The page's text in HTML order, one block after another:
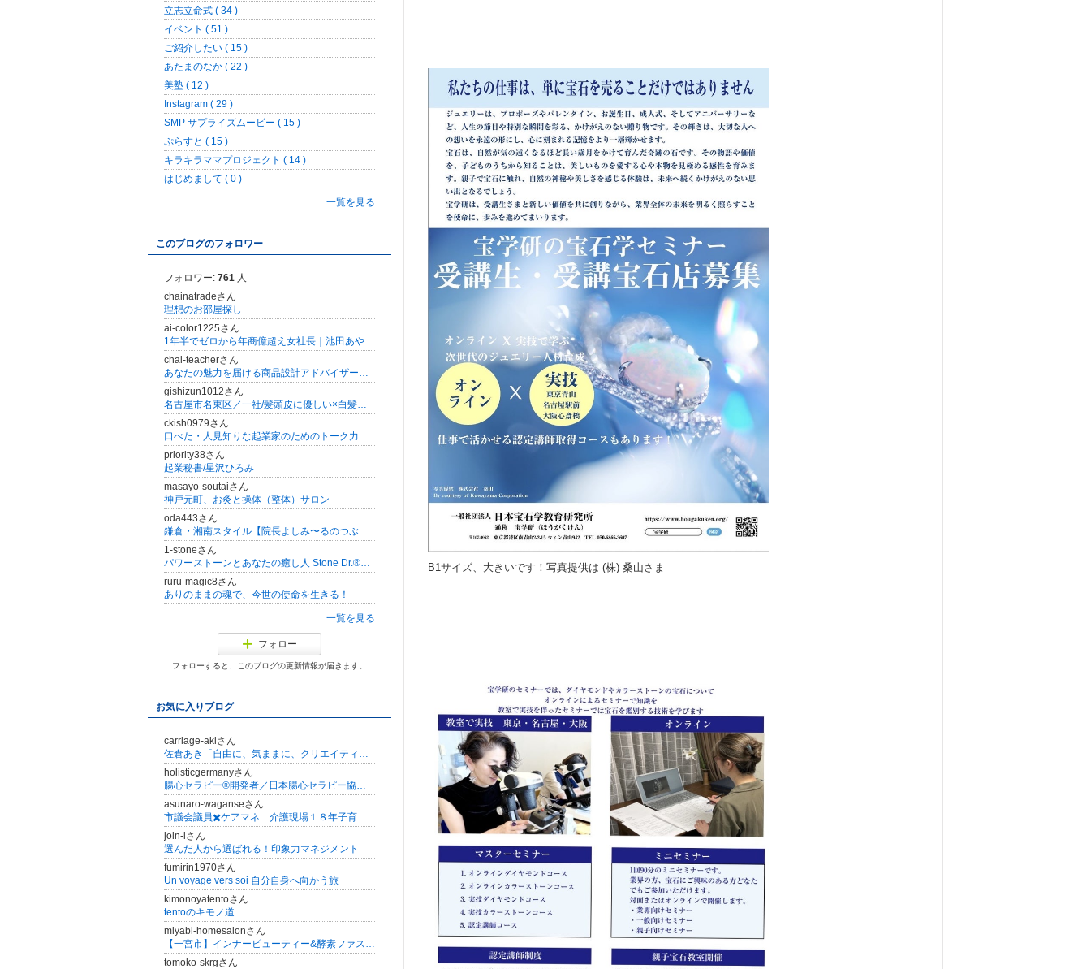
B1サイズ、大きいです！写真提供は (株) 桑山さま
立志立命式 ( 34 )
イベント ( 51 )
ご紹介したい ( 15 )
あたまのなか ( 22 )
美塾 ( 12 )
Instagram ( 29 )
SMP サプライズムービー ( 15 )
ぷらすと ( 15 )
キラキラママプロジェクト ( 14 )
はじめまして ( 0 )
一覧を見る
このブログのフォロワー
フォロワー: 761 人
chainatradeさん
理想のお部屋探し
ai-color1225さん
1年半でゼロから年商億超え女社長｜池田あや
chai-teacherさん
あなたの魅力を届ける商品設計アドバイザー｜唐澤かおり
gishizun1012さん
名古屋市名東区／一社/髪頭皮に優しい×白髪ぼかし/美容院/SOPHY
ckish0979さん
口べた・人見知りな起業家のためのトーク力に頼らず売れるノウハウ
priority38さん
起業秘書/星沢ひろみ
masayo-soutaiさん
神戸元町、お灸と操体（整体）サロン
oda443さん
鎌倉・湘南スタイル【院長よしみ〜るのつぶやき】
1-stoneさん
パワーストーンとあなたの癒し人 Stone Dr.®a-key
ruru-magic8さん
ありのままの魂で、今世の使命を生きる！
一覧を見る
フォロー
フォローすると、このブログの更新情報が届きます。
お気に入りブログ
carriage-akiさん
佐倉あき「自由に、気ままに、クリエイティブに」/言語化オタク・ライター/熊本
holisticgermanyさん
腸心セラピー®︎開発者／日本腸心セラピー協会代表 渡邊千春のブログ
asunaro-waganseさん
市議会議員✖️ケアマネ 介護現場１８年子育てケアマネの岡崎改革
join-iさん
選んだ人から選ばれる！印象力マネジメント
fumirin1970さん
Un voyage vers soi 自分自身へ向かう旅
kimonoyatentoさん
tentoのキモノ道
miyabi-homesalonさん
【一宮市】インナービューティー&酵素ファスティング 自分史上最高の自分を作り出すプライベートサロン 森川郁子（郁ちゃん）のブログ
tomoko-skrgさん